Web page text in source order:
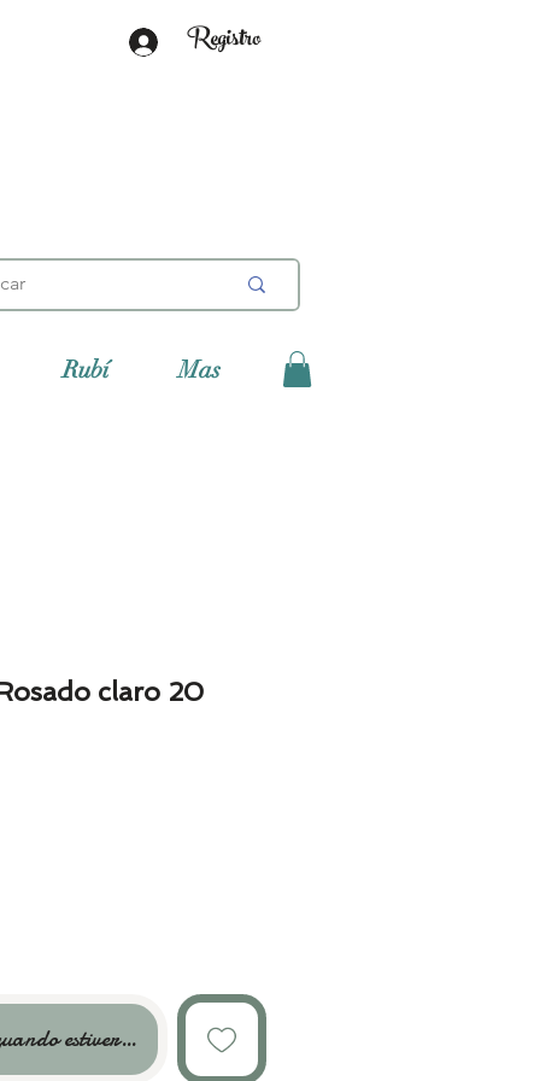
Registro
Rubí Mas
claro 20
estiver disponível